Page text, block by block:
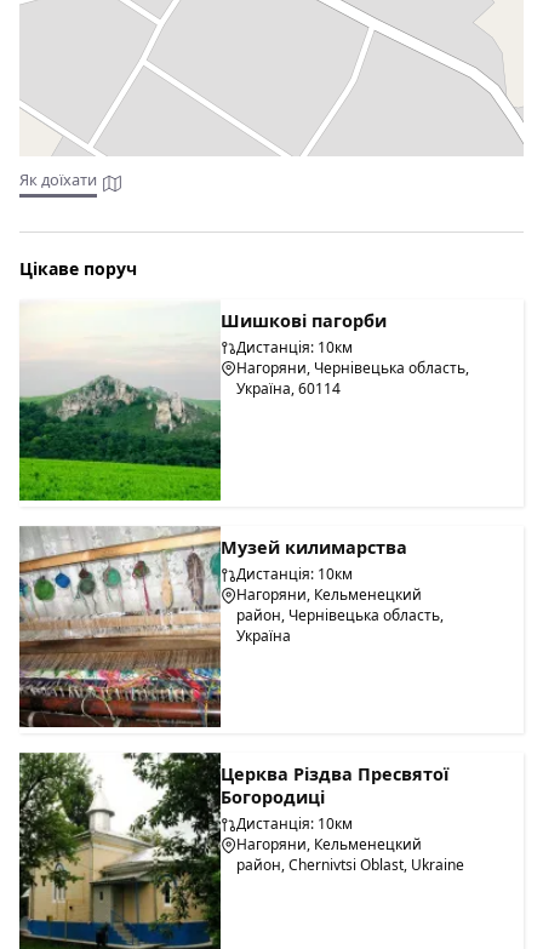
Як доїхати
Цікаве поруч
Шишкові пагорби
Дистанція: 10км
Нагоряни, Чернівецька область,
Україна, 60114
Музей килимарства
Дистанція: 10км
Нагоряни, Кельменецкий
район, Чернівецька область,
Україна
Церква Різдва Пресвятої
Богородиці
Дистанція: 10км
Нагоряни, Кельменецкий
район, Chernivtsi Oblast, Ukraine